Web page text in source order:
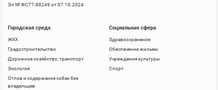
Эл № ФС77-88249 от 07.10.2024
Городская среда
ЖКХ
Градостроительство
Дорожное хозяйство, транспорт
Экология
Отлов и содержание собак без
владельцев
Социальная сфера
Здравоохранение
Обеспечение жильем
Учреждения культуры
Спорт